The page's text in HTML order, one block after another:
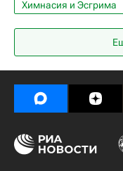
Химнасия и Эсгрима
Бока Хуниорс
Чемпионат
Спорт — видео
Происшествия